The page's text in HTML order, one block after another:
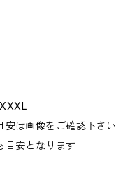
は画像をご確認下さい
安となります